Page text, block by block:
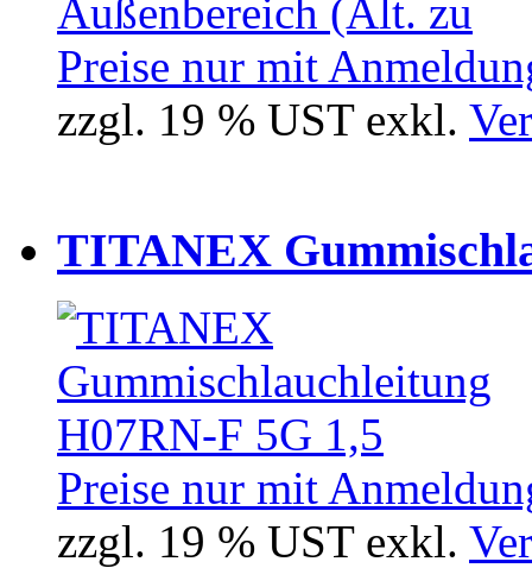
Preise nur mit
zzgl. 19 % UST exkl.
TITANEX
Preise nur mit
zzgl. 19 % UST exkl.